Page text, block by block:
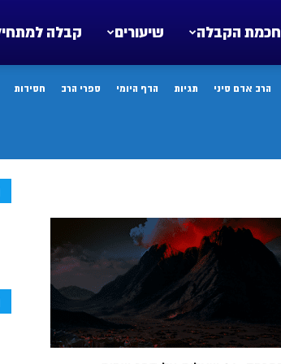
קבלה שיעורים חכמת הקבלה
הרב אדם סיני תגיות הדף היומי ספרי הרב חסידות